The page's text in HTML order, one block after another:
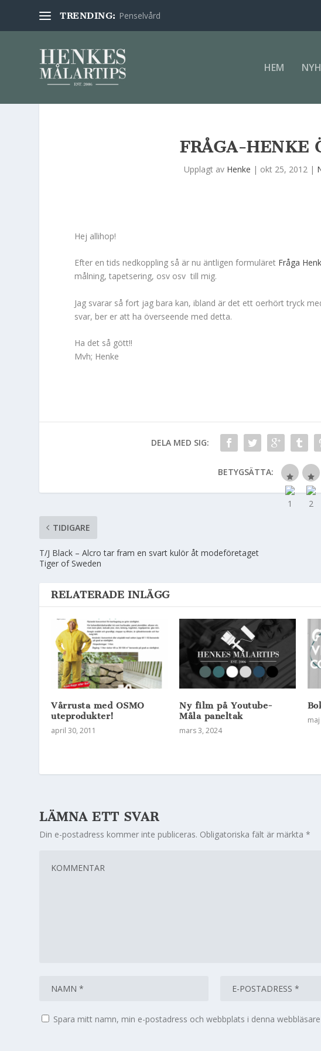
TRENDING: Penselvård
HEM
FRÅGA-HENKE
Upplagt av Henke | okt 25, 2012 |
Hej allihop!
Efter en tids nedkoppling så är nu äntligen formuläret Fråga
målning, tapetsering, osv osv till mig.
Jag svarar så fort jag bara kan, ibland är det ett oerhört tryck
svar, ber er att ha överseende med detta.
Ha det så gött!!
Mvh; Henke
DELA MED SIG:
BETYGSÄTTA:
TIDIGARE
T/J Black – Alcro tar fram en svart kulör åt modeföretaget
Tiger of Sweden
RELATERADE INLÄGG
Vårrusta med OSMO
uteprodukter!
april 30, 2011
Ny film på Youtube-
Måla paneltak
mars 3, 2024
maj
LÄMNA ETT SVAR
Din e-postadress kommer inte publiceras. Obligatoriska fält är märkta*
Spara mitt namn, min e-postadress och webbplats i denna